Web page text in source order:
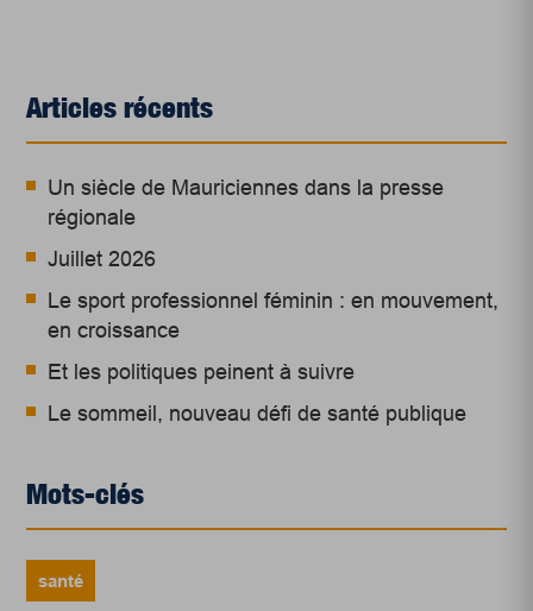
Articles récents
Un siècle de Mauriciennes dans la presse
régionale
Juillet 2026
Le sport professionnel féminin : en mouvement,
en croissance
Et les politiques peinent à suivre
Le sommeil, nouveau défi de santé publique
Mots-clés
santé